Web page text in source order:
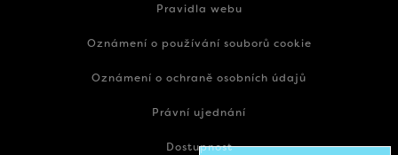
Pravidla webu
Oznámení o používání souborů cookie
Oznámení o ochraně osobních údajů
Právní ujednání
Dostupnost